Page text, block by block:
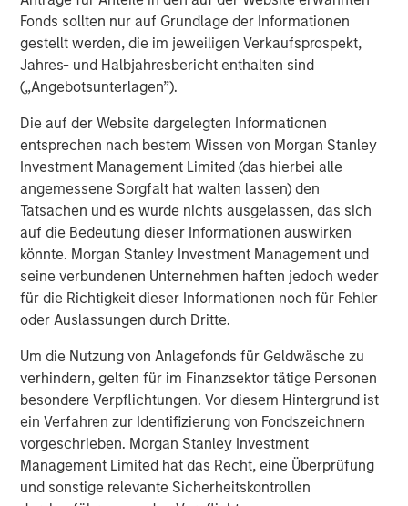
Fonds sollten nur auf Grundlage der Informationen
gestellt werden, die im jeweiligen Verkaufsprospekt,
Jahres- und Halbjahresbericht enthalten sind
(„Angebotsunterlagen”).
Die auf der Website dargelegten Informationen
entsprechen nach bestem Wissen von Morgan Stanley
Investment Management Limited (das hierbei alle
angemessene Sorgfalt hat walten lassen) den
Tatsachen und es wurde nichts ausgelassen, das sich
auf die Bedeutung dieser Informationen auswirken
könnte. Morgan Stanley Investment Management und
seine verbundenen Unternehmen haften jedoch weder
für die Richtigkeit dieser Informationen noch für Fehler
oder Auslassungen durch Dritte.
Um die Nutzung von Anlagefonds für Geldwäsche zu
verhindern, gelten für im Finanzsektor tätige Personen
besondere Verpflichtungen. Vor diesem Hintergrund ist
ein Verfahren zur Identifizierung von Fondszeichnern
vorgeschrieben. Morgan Stanley Investment
Management Limited hat das Recht, eine Überprüfung
und sonstige relevante Sicherheitskontrollen
Founded in 1991, AWT is a narrow and wide web
converter of labels and flexible packaging focused on
the Healthcare, Personal Care, Food, Beverage, and
Durable end markets. AWT’s primary business is
converting film and paper substrates into pressure-
sensitive labels, shrink-sleeves, extended content labels,
digital labels, flexible packaging, and other specialty
products for a variety of applications and end markets.
The company uses the latest in flexographic and digital
printing equipment, and currently operates facilities in
Minneapolis, Minnesota (HQ), South Elgin, Illinois,
Hauppauge, New York (Citation Healthcare Labels), Grand
Blanc, Michigan (MacArthur LLC). More information about
AWT can be found athttps://awtlabelpack.com.
About Labeltronix
Labeltronix helps brands bring premium crafted labels to
life. Using the latest label printing technology, Labeltronix
offers labels with the best materials, finishes and
customer service. The company makes the most
innovative label concepts a reality for wine, spirits, craft
beer, cannabis products, and other CPG sectors. More
information about Labeltronix can be found